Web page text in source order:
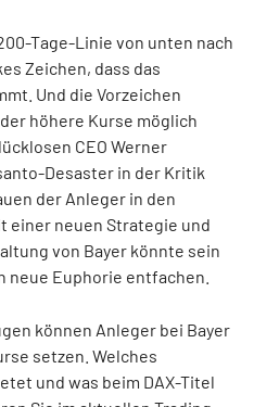
Tage-Linie von unten nach
Zeichen, dass das
Und die Vorzeichen
höhere Kurse möglich
CEO Werner
Desaster in der Kritik
der Anleger in den
einer neuen Strategie und
von Bayer könnte sein
neue Euphorie entfachen.
können Anleger bei Bayer
setzen. Welches
und was beim DAX-Titel